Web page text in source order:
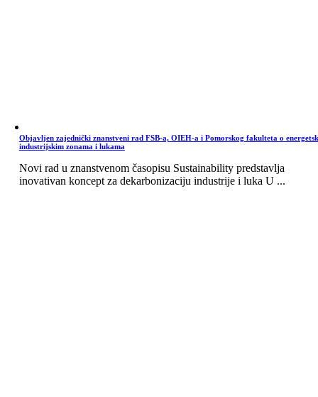
Objavljen zajednički znanstveni rad FSB-a, OIEH-a i Pomorskog fakulteta o
industrijskim zonama i lukama
Novi rad u znanstvenom časopisu Sustainability predstavlja
inovativan koncept za dekarbonizaciju industrije i luka U ...